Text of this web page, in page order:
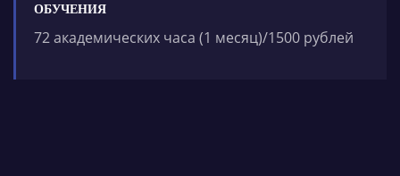
ОБУЧЕНИЯ
72 академических часа (1 месяц)/1500рублей